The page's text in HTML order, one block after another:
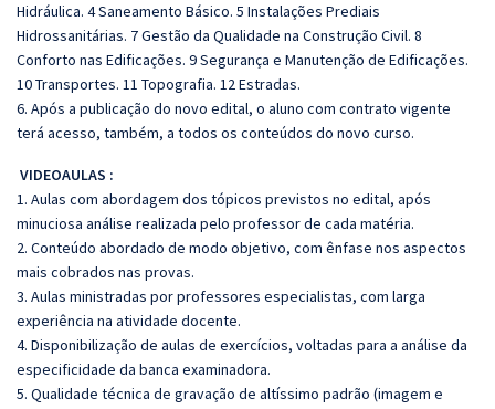
Hidráulica. 4 Saneamento Básico. 5 Instalações Prediais
Hidrossanitárias. 7 Gestão da Qualidade na Construção Civil. 8
Conforto nas Edificações. 9 Segurança e Manutenção de Edificações.
10 Transportes. 11 Topografia. 12 Estradas.
6. Após a publicação do novo edital, o aluno com contrato vigente
terá acesso, também, a todos os conteúdos do novo curso.
VIDEOAULAS :
1. Aulas com abordagem dos tópicos previstos no edital, após
minuciosa análise realizada pelo professor de cada matéria.
2. Conteúdo abordado de modo objetivo, com ênfase nos aspectos
mais cobrados nas provas.
3. Aulas ministradas por professores especialistas, com larga
experiência na atividade docente.
4. Disponibilização de aulas de exercícios, voltadas para a análise da
especificidade da banca examinadora.
5. Qualidade técnica de gravação de altíssimo padrão (imagem e